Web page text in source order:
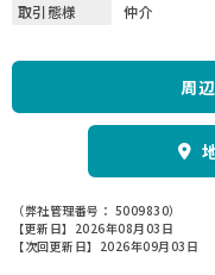
取引態様
仲介
周
（弊社管理番号： 5009830）
【更新日】2026年08月03日
【次回更新日】2026年09月03日